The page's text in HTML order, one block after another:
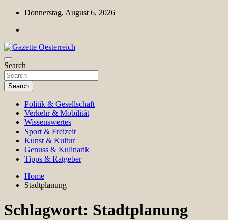
Skip
content
Donnerstag, August 6, 2026
Gazette Oesterreich
Magazin für Freizeit, Politik, Kultur & Wissenschaft
Search
Search
Politik & Gesellschaft
Verkehr & Mobilität
Wissenswertes
Sport & Freizeit
Kunst & Kultur
Genuss & Kulinarik
Tipps & Ratgeber
Home
Stadtplanung
Schlagwort: Stadtplanung